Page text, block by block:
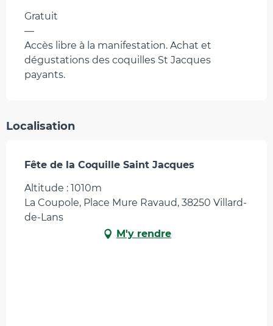
Gratuit
—
Accès libre à la manifestation. Achat et
dégustations des coquilles St Jacques
payants.
Localisation
Fête de la Coquille Saint Jacques
Altitude : 1010m
La Coupole, Place Mure Ravaud, 38250 Villard-
de-Lans
M'y rendre